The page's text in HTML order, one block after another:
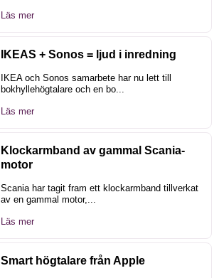
Läs mer
IKEAS + Sonos = ljud i inredning
IKEA och Sonos samarbete har nu lett till
bokhyllehögtalare och en bo...
Läs mer
Klockarmband av gammal Scania-
motor
Scania har tagit fram ett klockarmband tillverkat
av en gammal motor,...
Läs mer
Smart högtalare från Apple